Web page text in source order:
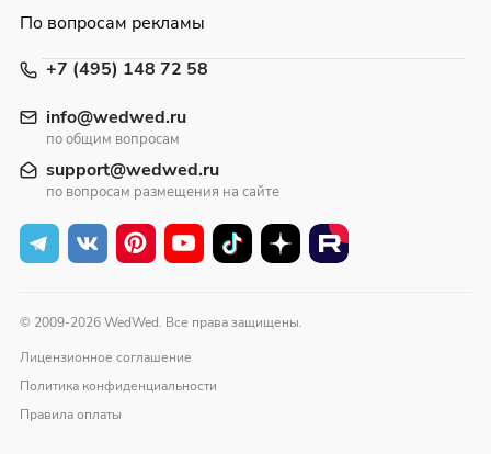
+7 (495) 148 72 58
info@wedwed.ru
по общим вопросам
support@wedwed.ru
по вопросам размещения на сайте
По вопросам рекламы
© 2009-2026 WedWed. Все права защищены.
Лицензионное соглашение
Политика конфиденциальности
Правила оплаты